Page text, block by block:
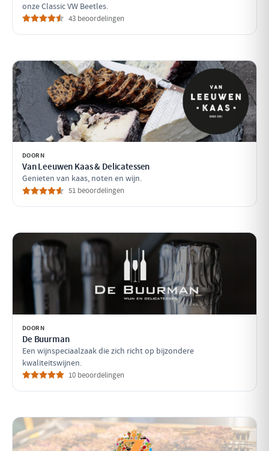
onze Classic VW Beetles.
43 beoordelingen
DOORN
Van Leeuwen Kaas & Delicatessen
Genieten van kaas, noten en wijn.
51 beoordelingen
DOORN
De Buurman
Een wijnspeciaalzaak die zich richt op bijzondere
kwaliteitswijnen.
10 beoordelingen